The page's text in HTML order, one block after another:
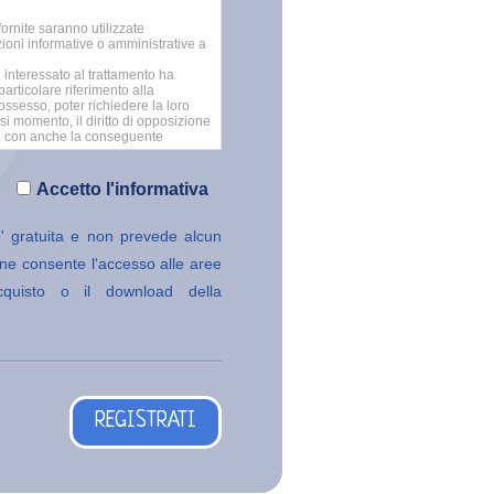
Accetto l'informativa
gratuita e non prevede alcun
consente l'accesso alle aree
o il download della